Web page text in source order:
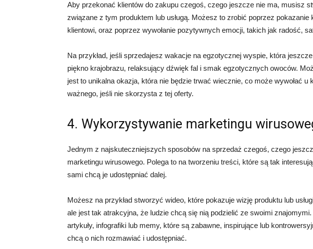
Aby przekonać klientów do zakupu czegoś, czego jeszcze nie ma, musisz
związane z tym produktem lub usługą. Możesz to zrobić poprzez
klientowi, oraz poprzez wywołanie pozytywnych emocji, takich jak radość,
Na przykład, jeśli sprzedajesz wakacje na egzotycznej wyspie, która
piękno krajobrazu, relaksujący dźwięk fal i smak egzotycznych owoców.
jest to unikalna okazja, która nie będzie trwać wiecznie, co może wywołać u
ważnego, jeśli nie skorzysta z tej oferty.
4. Wykorzystywanie marketingu
Jednym z najskuteczniejszych sposobów na sprzedaż czegoś, czego
marketingu wirusowego. Polega to na tworzeniu treści, które są tak
sami chcą je udostępniać dalej.
Możesz na przykład stworzyć wideo, które pokazuje wizję produktu lub
ale jest tak atrakcyjna, że ludzie chcą się nią podzielić ze swoimi
artykuły, infografiki lub memy, które są zabawne, inspirujące lub
chcą o nich rozmawiać i udostępniać.